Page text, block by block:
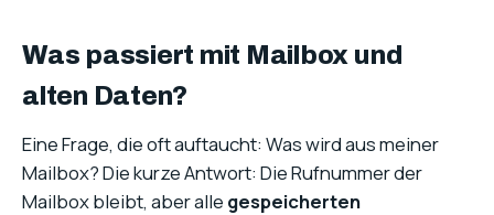
Was passiert mit Mailbox und
alten Daten?
Eine Frage, die oft auftaucht: Was wird aus meiner
Mailbox? Die kurze Antwort: Die Rufnummer der
Mailbox bleibt, aber alle gespeicherten